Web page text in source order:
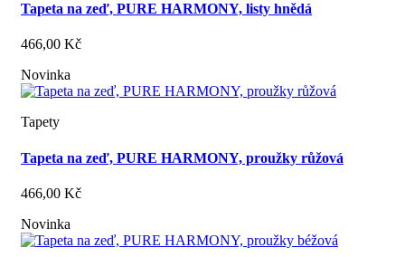
Tapeta na zeď, PURE HARMONY, listy hnědá
466,00 Kč
Novinka
Tapety
Tapeta na zeď, PURE HARMONY, proužky růžová
466,00 Kč
Novinka